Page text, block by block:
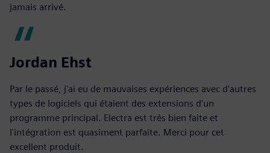
jamais arrivé.
Jordan Ehst
Par le passé, j'ai eu de mauvaises expériences avec d'autres
types de logiciels qui étaient des extensions d'un
programme principal. Electra est très bien faite et
l'intégration est quasiment parfaite. Merci pour cet
excellent produit.